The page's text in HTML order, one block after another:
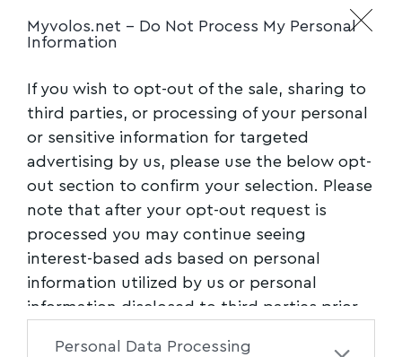
Myvolos.net - Do Not Process My Personal
Information
If you wish to opt-out of the sale, sharing to
third parties, or processing of your personal
or sensitive information for targeted
advertising by us, please use the below opt-
out section to confirm your selection. Please
note that after your opt-out request is
processed you may continue seeing
interest-based ads based on personal
information utilized by us or personal
information disclosed to third parties prior
Personal Data Processing